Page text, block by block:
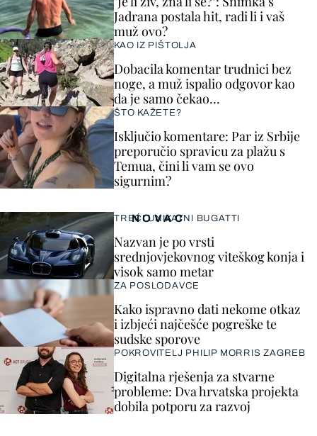
Jadrana postala hit, radi li i vaš
muž ovo?
KAO IZ PIŠTOLJA
Dobacila komentar trudnici bez
noge, a muž ispalio odgovor kao
da je samo čekao…
ŠTO KAŽETE?
Isključio komentare: Par iz Srbije
preporučio spravicu za plažu s
Temua, čini li vam se ovo
sigurnim?
NOVAC
TREĆI UNIKATNI BUGATTI
Nazvan je po vrsti
srednjovjekovnog viteškog konja i
visok samo metar
ZA POSLODAVCE
Kako ispravno dati nekome otkaz
i izbjeći najčešće pogreške te
sudske sporove
POKROVITELJ PHILIP MORRIS ZAGREB
Digitalna rješenja za stvarne
probleme: Dva hrvatska projekta
dobila potporu za razvoj